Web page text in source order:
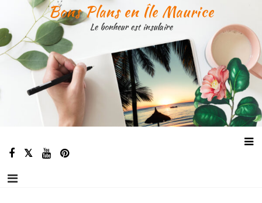
contenu
Bons Plans en Île Maurice
Le bonheur est insulaire